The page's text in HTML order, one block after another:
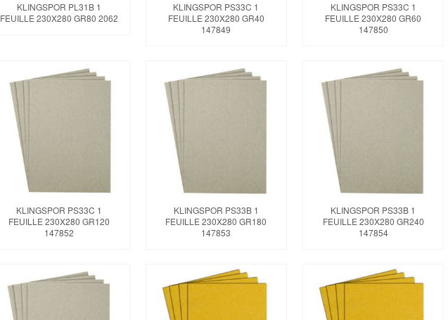
KLINGSPOR PL31B 1
FEUILLE 230X280 GR80 2062
KLINGSPOR PS33C 1
FEUILLE 230X280 GR40
147849
KLINGSPOR PS33C 1
FEUILLE 230X280 GR60
147850
KLINGSPOR PS33C 1
FEUILLE 230X280 GR120
147852
KLINGSPOR PS33B 1
FEUILLE 230X280 GR180
147853
KLINGSPOR PS33B 1
FEUILLE 230X280 GR240
147854